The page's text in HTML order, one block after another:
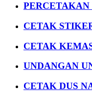
PERCETAKAN
CETAK
CETAK
UNDANGAN
CETAK DUS